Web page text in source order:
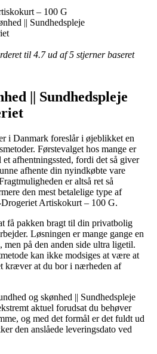
– 100 G
|| Sundhedspleje
til 4.7 ud af 5 stjerner baseret
|| Sundhedspleje
i Danmark foreslår i øjeblikket en
Førstevalget hos mange er
afhentningssted, fordi det så giver
afhente din nyindkøbte vare
er altså ret så
den mest betalelige type af
Artiskokurt – 100 G.
få pakken bragt til din privatbolig
Løsningen er mange gange en
men på den anden side ultra ligetil.
kan ikke modsiges at være at
kræver at du bor i nærheden af
og skønhed || Sundhedspleje
aktuel forudsat du behøver
og med det formål er det fuldt ud
den anslåede leveringsdato ved